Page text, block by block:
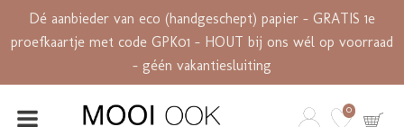
Dé aanbieder van eco (handgeschept) papier - GRATIS 1e
proefkaartje met code GPK01 - HOUT bij ons wél op voorraad
- géén vakantiesluiting
0